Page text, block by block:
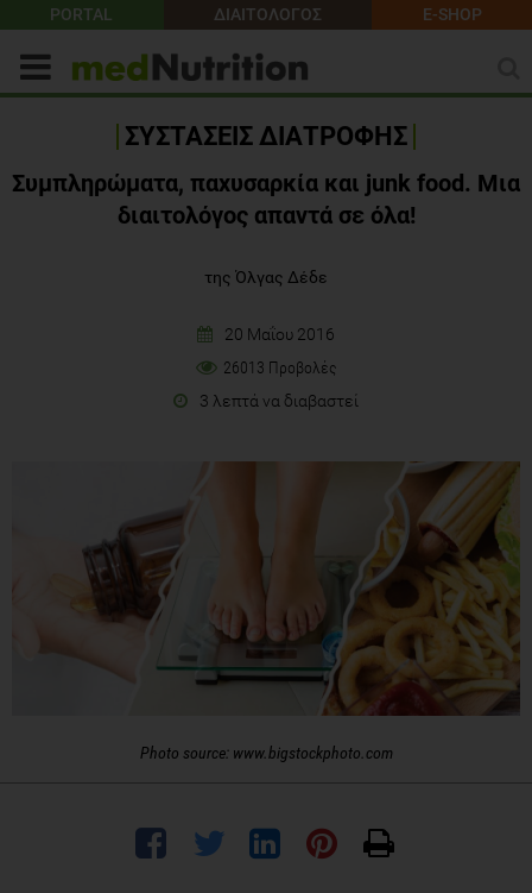
PORTAL ΔΙΑΙΤΟΛΟΓΟΣ E-SHOP
ΣΥΣΤΑΣΕΙΣ ΔΙΑΤΡΟΦΗΣ
Συμπληρώματα, παχυσαρκία και junk food. Μια
διαιτολόγος απαντά σε όλα!
της Όλγας Δέδε
20 Μαΐου 2016
26013 Προβολές
3 λεπτά να διαβαστεί
Photo source: www.bigstockphoto.com